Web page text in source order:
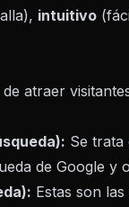
intuitivo
atraer
Se trata
de Google y
Estas son